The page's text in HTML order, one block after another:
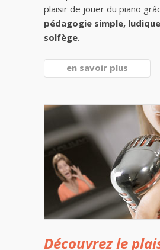
plaisir de jouer du piano
pédagogie simple,
solfège.
en savoir plus
Découvrez le